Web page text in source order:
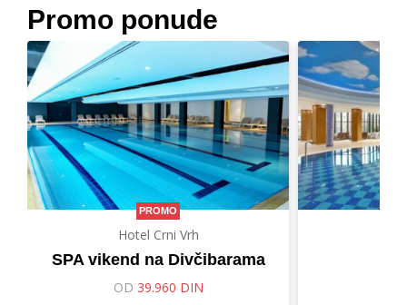
Promo ponude
PROMO
Hotel Crni Vrh
SPA vikend na Divčibarama
OD 39.960 DIN